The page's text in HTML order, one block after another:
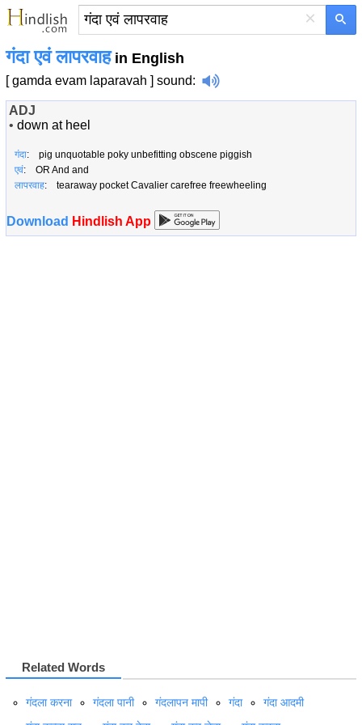
×
गंदा एवं लापरवाहin English
[ gamda evam laparavah ] sound:
ADJ
• down at heel
गंदा: pig unquotable poky unbefitting obscene piggish
एवं: OR And and
लापरवाह: tearaway pocket Cavalier carefree freewheeling
Download Hindlish App
Related Words
गंदला करना गंदला पानी गंदलापन मापी गंदा
गंदा आदमी